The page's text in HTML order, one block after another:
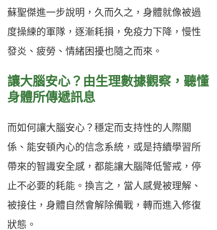
蘇聖傑進一步說明，久而久之，身體就像被過
度操練的軍隊，逐漸耗損，免疫力下降，慢性
發炎、疲勞、情緒困擾也隨之而來。
讓大腦安心？由生理數據觀察，聽懂
身體所傳遞訊息
而如何讓大腦安心？穩定而支持性的人際關
係、能安頓內心的信念系統，或是持續學習所
帶來的智識安全感，都能讓大腦降低警戒，停
止不必要的耗能。換言之，當人感覺被理解、
被接住，身體自然會解除備戰，轉而進入修復
狀態。